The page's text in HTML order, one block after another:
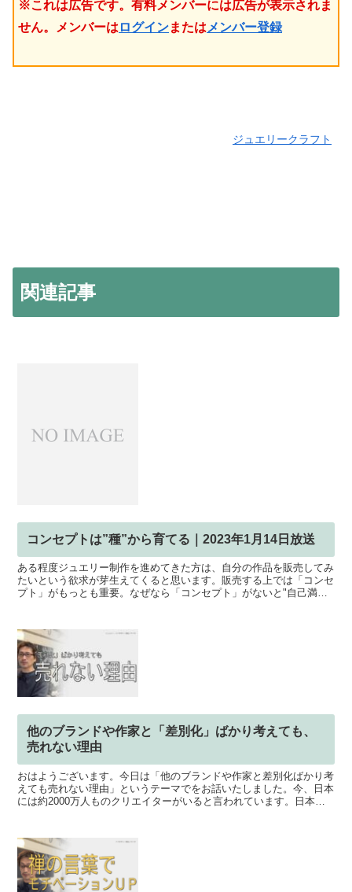
※これは広告です。有料メンバーには広告が表示されま
せん。メンバーは ログインまたは メンバー登録
ジュエリークラフト
関連記事
コンセプトは”種”から育てる｜2023年1月14日放送
ある程度ジュエリー制作を進めてきた方は、自分の作品を販売してみ
たいという欲求が芽生えてくると思います。販売する上では「コンセ
プト」がもっとも重要。なぜなら「コンセプト」がないと"自己満
他のブランドや作家と「差別化」ばかり考えても、
売れない理由
おはようございます。今日は「他のブランドや作家と差別化ばかり考
えても売れない理由」というテーマでをお話いたしました。今、日本
には約2000万人ものクリエイターがいると言われています。日本の